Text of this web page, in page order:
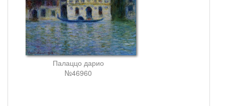
Палаццо дарио
№46960